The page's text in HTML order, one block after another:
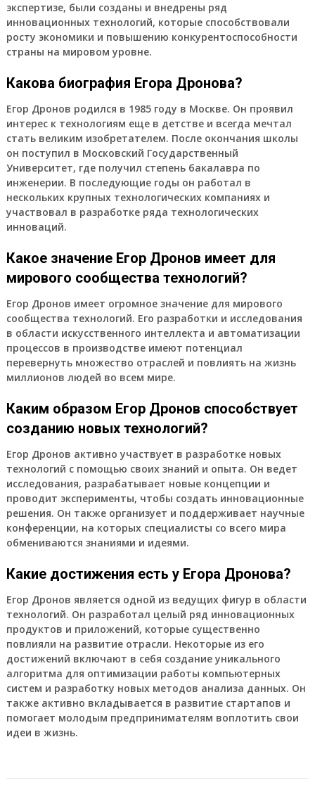
экспертизе, были созданы и внедрены ряд
инновационных технологий, которые способствовали
росту экономики и повышению конкурентоспособности
страны на мировом уровне.
Какова биография Егора Дронова?
Егор Дронов родился в 1985 году в Москве. Он проявил
интерес к технологиям еще в детстве и всегда мечтал
стать великим изобретателем. После окончания школы
он поступил в Московский Государственный
Университет, где получил степень бакалавра по
инженерии. В последующие годы он работал в
нескольких крупных технологических компаниях и
участвовал в разработке ряда технологических
инноваций.
Какое значение Егор Дронов имеет для
мирового сообщества технологий?
Егор Дронов имеет огромное значение для мирового
сообщества технологий. Его разработки и исследования
в области искусственного интеллекта и автоматизации
процессов в производстве имеют потенциал
перевернуть множество отраслей и повлиять на жизнь
миллионов людей во всем мире.
Каким образом Егор Дронов способствует
созданию новых технологий?
Егор Дронов активно участвует в разработке новых
технологий с помощью своих знаний и опыта. Он ведет
исследования, разрабатывает новые концепции и
проводит эксперименты, чтобы создать инновационные
решения. Он также организует и поддерживает научные
конференции, на которых специалисты со всего мира
обмениваются знаниями и идеями.
Какие достижения есть у Егора Дронова?
Егор Дронов является одной из ведущих фигур в области
технологий. Он разработал целый ряд инновационных
продуктов и приложений, которые существенно
повлияли на развитие отрасли. Некоторые из его
достижений включают в себя создание уникального
алгоритма для оптимизации работы компьютерных
систем и разработку новых методов анализа данных. Он
также активно вкладывается в развитие стартапов и
помогает молодым предпринимателям воплотить свои
идеи в жизнь.